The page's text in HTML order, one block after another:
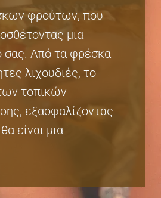
φρούτων, που
μια
σας. Από τα φρέσκα
λιχουδιές, το
τοπικών
εξασφαλίζοντας
είναι μια